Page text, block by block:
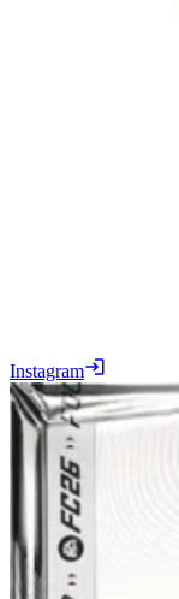
Instagram